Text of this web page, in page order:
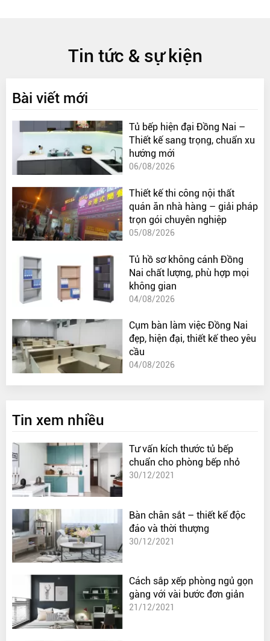
Tin tức & sự kiện
Bài viết mới
Tủ bếp hiện đại Đồng Nai –
Thiết kế sang trọng, chuẩn xu
hướng mới
06/08/2026
Thiết kế thi công nội thất
quán ăn nhà hàng – giải pháp
trọn gói chuyên nghiệp
05/08/2026
Tủ hồ sơ không cánh Đồng
Nai chất lượng, phù hợp mọi
không gian
04/08/2026
Cụm bàn làm việc Đồng Nai
đẹp, hiện đại, thiết kế theo yêu
cầu
04/08/2026
Tin xem nhiều
Tư vấn kích thước tủ bếp
chuẩn cho phòng bếp nhỏ
30/12/2021
Bàn chân sắt – thiết kế độc
đáo và thời thượng
30/12/2021
Cách sắp xếp phòng ngủ gọn
gàng với vài bước đơn giản
21/12/2021